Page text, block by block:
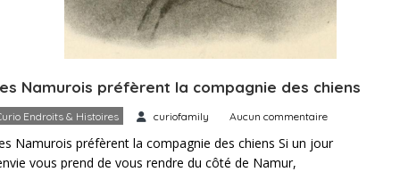
Namurois préfèrent la compagnie des chiens
Endroits & Histoires curiofamily Aucun commentaire
Namurois préfèrent la compagnie des chiens Si un jour
vous prend de vous rendre du côté de Namur,